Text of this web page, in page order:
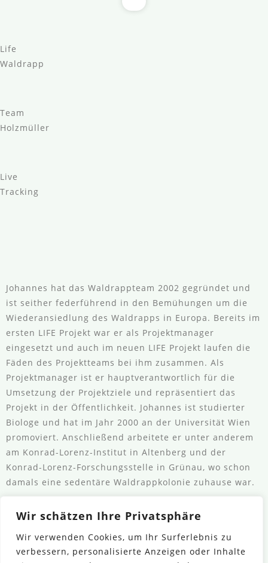
Wir schätzen Ihre Privatsphäre
Wir verwenden Cookies, um Ihr Surferlebnis zu
verbessern, personalisierte Anzeigen oder Inhalte
Life
Waldrapp
Team
Holzmüller
Live
Tracking
Johannes hat das Waldrappteam 2002 gegründet und
ist seither federführend in den Bemühungen um die
Wiederansiedlung des Waldrapps in Europa. Bereits im
ersten LIFE Projekt war er als Projektmanager
eingesetzt und auch im neuen LIFE Projekt laufen die
Fäden des Projektteams bei ihm zusammen. Als
Projektmanager ist er hauptverantwortlich für die
Umsetzung der Projektziele und repräsentiert das
Projekt in der Öffentlichkeit. Johannes ist studierter
Biologe und hat im Jahr 2000 an der Universität Wien
promoviert. Anschließend arbeitete er unter anderem
am Konrad-Lorenz-Institut in Altenberg und der
Konrad-Lorenz-Forschungsstelle in Grünau, wo schon
damals eine sedentäre Waldrappkolonie zuhause war.